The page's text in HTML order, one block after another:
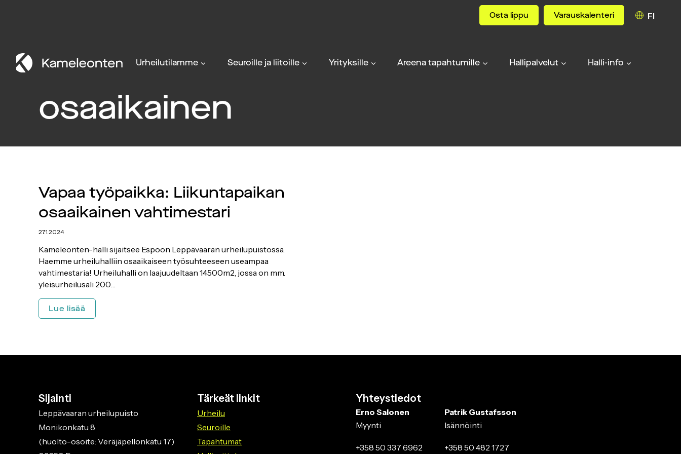
Osta lippu Varauskalenteri FI
Urheilutilamme Seuroille ja liitoille Yrityksille Areena tapahtumille Hallipalvelut Halli-info
osaaikainen
Vapaa työpaikka: Liikuntapaikan
osaaikainen vahtimestari
27.1.2024
Kameleonten-halli sijaitsee Espoon Leppävaaran urheilupuistossa.
Haemme urheiluhalliin osaaikaiseen työsuhteeseen useampaa
vahtimestaria! Urheiluhalli on laajuudeltaan 14500m2, jossa on mm.
yleisurheilusali 200…
Lue lisää
työpaikka:
Sijainti
Leppävaaran urheilupuisto
Monikonkatu 8
(huolto-osoite: Veräjäpellonkatu 17)
Tärkeät linkit
Urheilu
Seuroille
Tapahtumat
Yhteystiedot
Erno Salonen
Myynti
+358 50 337 6962
Patrik Gustafsson
Isännöinti
+358 50 482 1727